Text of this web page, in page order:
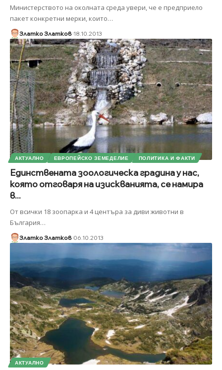
Министерството на околната среда увери, че е предприело
пакет конкретни мерки, които…
Златко Златков 18.10.2013
АКТУАЛНО ЕВРОПЕЙСКО ЗЕМЕДЕЛИЕ ПОЛИТИКА И ФАКТИ
Единствената зоологическа градина у нас,
която отговаря на изискванията, се намира
в...
От всички 18 зоопарка и 4 центъра за диви животни в
България…
Златко Златков 06.10.2013
АКТУАЛНО